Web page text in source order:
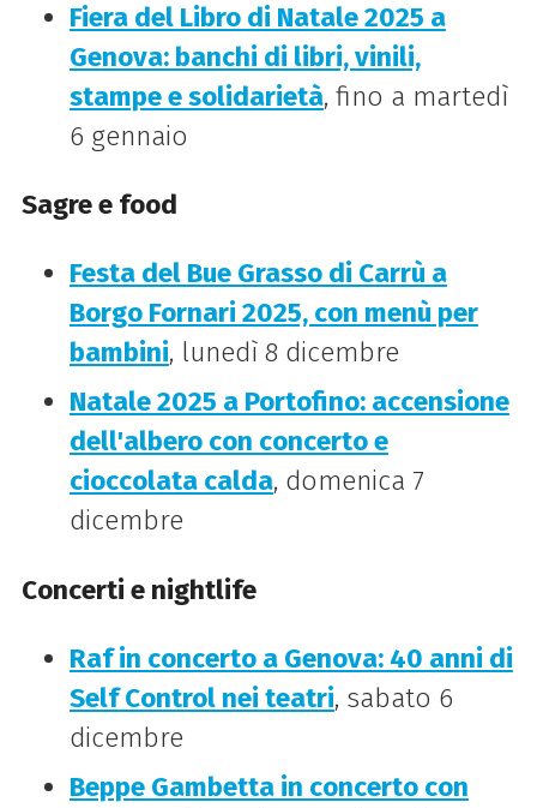
Fiera del Libro di Natale 2025 a
Genova: banchi di libri, vinili,
stampe e solidarietà, fino a martedì
6 gennaio
Sagre e food
Festa del Bue Grasso di Carrù a
Borgo Fornari 2025, con menù per
bambini, lunedì 8 dicembre
Natale 2025 a Portofino: accensione
dell'albero con concerto e
cioccolata calda, domenica 7
dicembre
Concerti e nightlife
Raf in concerto a Genova: 40 anni di
Self Control nei teatri, sabato 6
dicembre
Beppe Gambetta in concerto con